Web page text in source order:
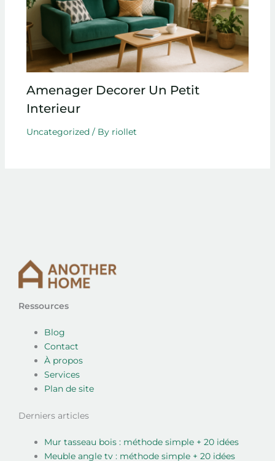
Amenager Decorer Un Petit
Interieur
Uncategorized/ By riollet
Ressources
Blog
Contact
À propos
Services
Plan de site
Derniers articles
Mur tasseau bois : méthode simple + 20 idées
Meuble angle tv : méthode simple + 20 idées